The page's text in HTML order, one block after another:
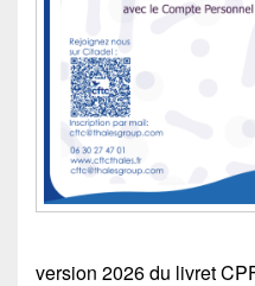
version 2026 du livret